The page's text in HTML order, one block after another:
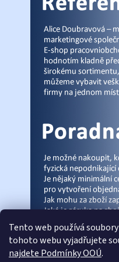
Tento web používá
tohoto webu vyjadřujete
najdete Podmínky OOÚ.